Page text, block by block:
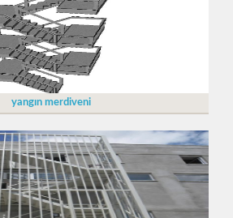
yangın merdiveni